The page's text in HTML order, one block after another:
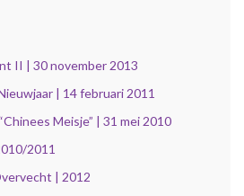
II | 30 november 2013
| 14 februari 2011
Meisje” | 31 mei 2010
2011
| 2012